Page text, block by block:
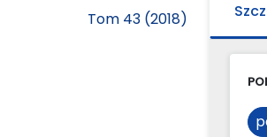
Tom 43 (2018)